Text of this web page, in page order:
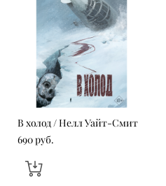
В холод / Нелл Уайт-Смит
690 pуб.